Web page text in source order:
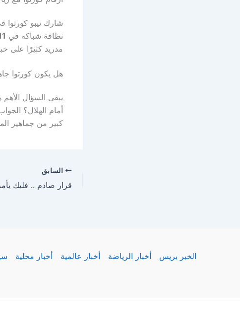
شارك تيبو كورتوا
نظافة شباكه في 11
مدريد كثيرًا على
هل يكون كورتوا
يبقى السؤال الأهم
أمام الهلال؟
كبير من جماهير
السابق
الخبر بريس أخبار الرياضة أخبار عالمية أخبار محلية